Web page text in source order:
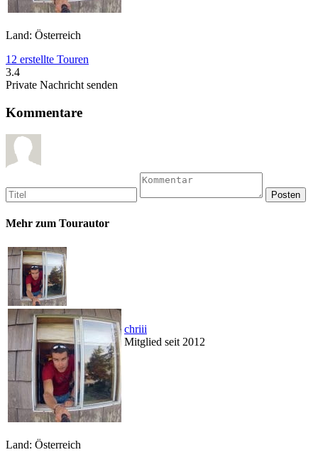
Land: Österreich
12 erstellte Touren
3.4
Private Nachricht senden
Kommentare
Mehr zum Tourautor
chriii
Mitglied seit 2012
Land: Österreich